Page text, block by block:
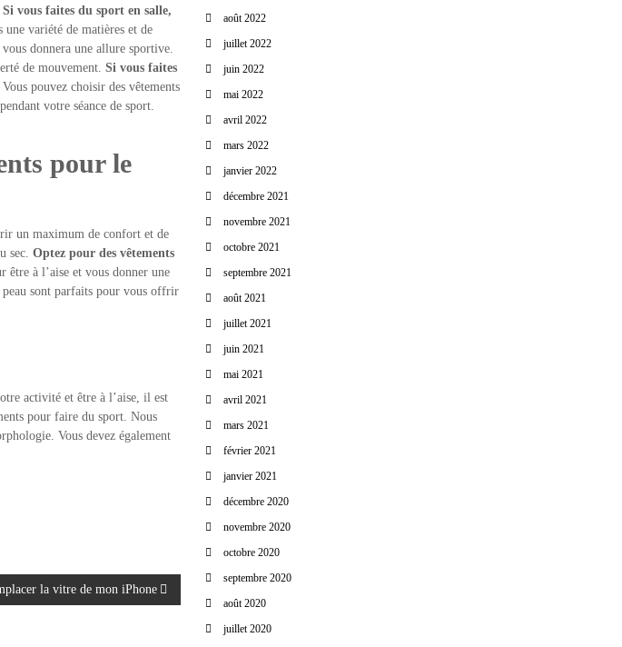
Si vous faites du sport en salle,
variété de matières et de
donnera une allure sportive.
de mouvement. Si vous faites
Vous pouvez choisir des vêtements
votre séance de sport.
pour le
un maximum de confort et de
sec. Optez pour des vêtements
être à l’aise et vous donner une
peau sont parfaits pour vous offrir
activité et être à l’aise, il est
pour faire du sport. Nous
Vous devez également
la vitre de mon iPhone
août 2022
juillet 2022
juin 2022
mai 2022
avril 2022
mars 2022
janvier 2022
décembre 2021
novembre 2021
octobre 2021
septembre 2021
août 2021
juillet 2021
juin 2021
mai 2021
avril 2021
mars 2021
février 2021
janvier 2021
décembre 2020
novembre 2020
octobre 2020
septembre 2020
août 2020
juillet 2020